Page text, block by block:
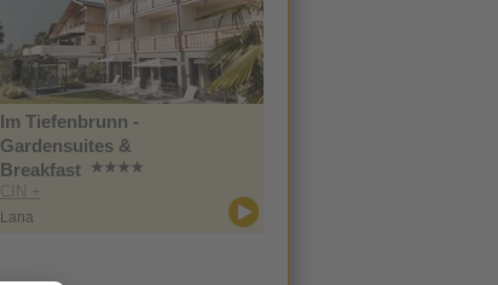
Im Tiefenbrunn -
Gardensuites &
Breakfast
CIN +
Lana